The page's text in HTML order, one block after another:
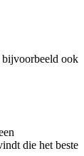
bijvoorbeeld ook
die het beste